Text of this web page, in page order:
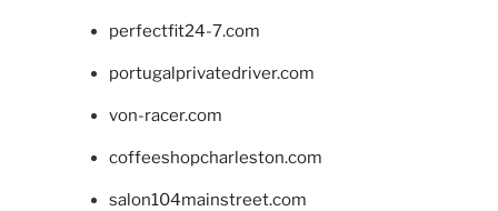
perfectfit24-7.com
portugalprivatedriver.com
von-racer.com
coffeeshopcharleston.com
salon104mainstreet.com